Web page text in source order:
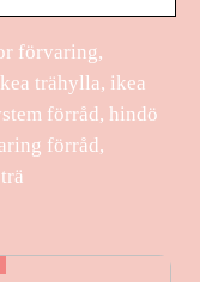
förvaring,
trähylla, ikea
förråd, hindö
förråd,